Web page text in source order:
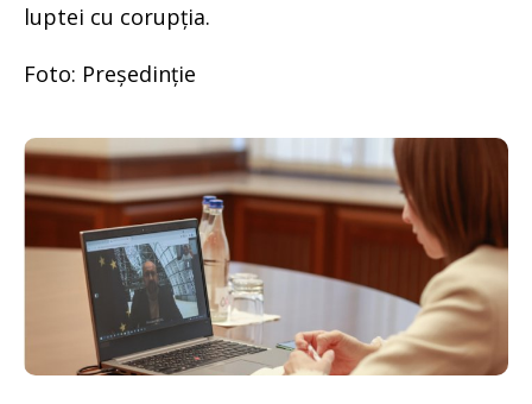
luptei cu corupția.
Foto: Președinție